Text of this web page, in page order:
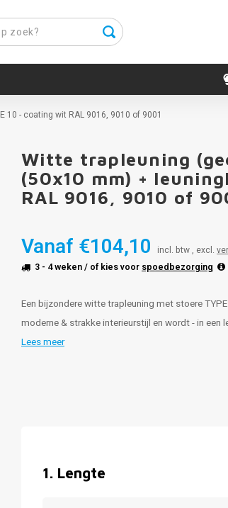
- coating wit RAL 9016, 9010 of 9001
Witte trapleuning
(50x10 mm) +
RAL 9016, 9010 of
Vanaf €104,10 incl. btw , excl.
3 - 4 weken/ of kies voor spoedbezorging
Een bijzondere witte trapleuning met stoere
moderne & strakke interieurstijl en wordt - in
Lees meer
1. Lengte